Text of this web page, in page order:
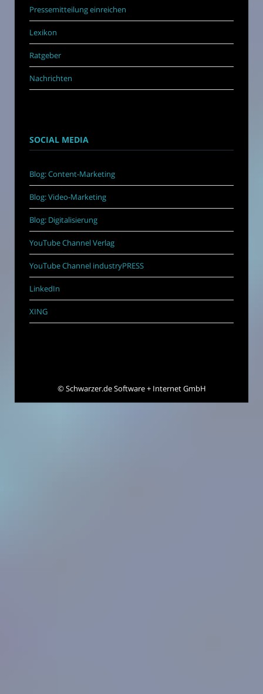
Pressemitteilung einreichen
Lexikon
Ratgeber
Nachrichten
SOCIAL MEDIA
Blog: Content-Marketing
Blog: Video-Marketing
Blog: Digitalisierung
YouTube Channel Verlag
YouTube Channel industryPRESS
LinkedIn
XING
©Schwarzer.de Software + Internet GmbH